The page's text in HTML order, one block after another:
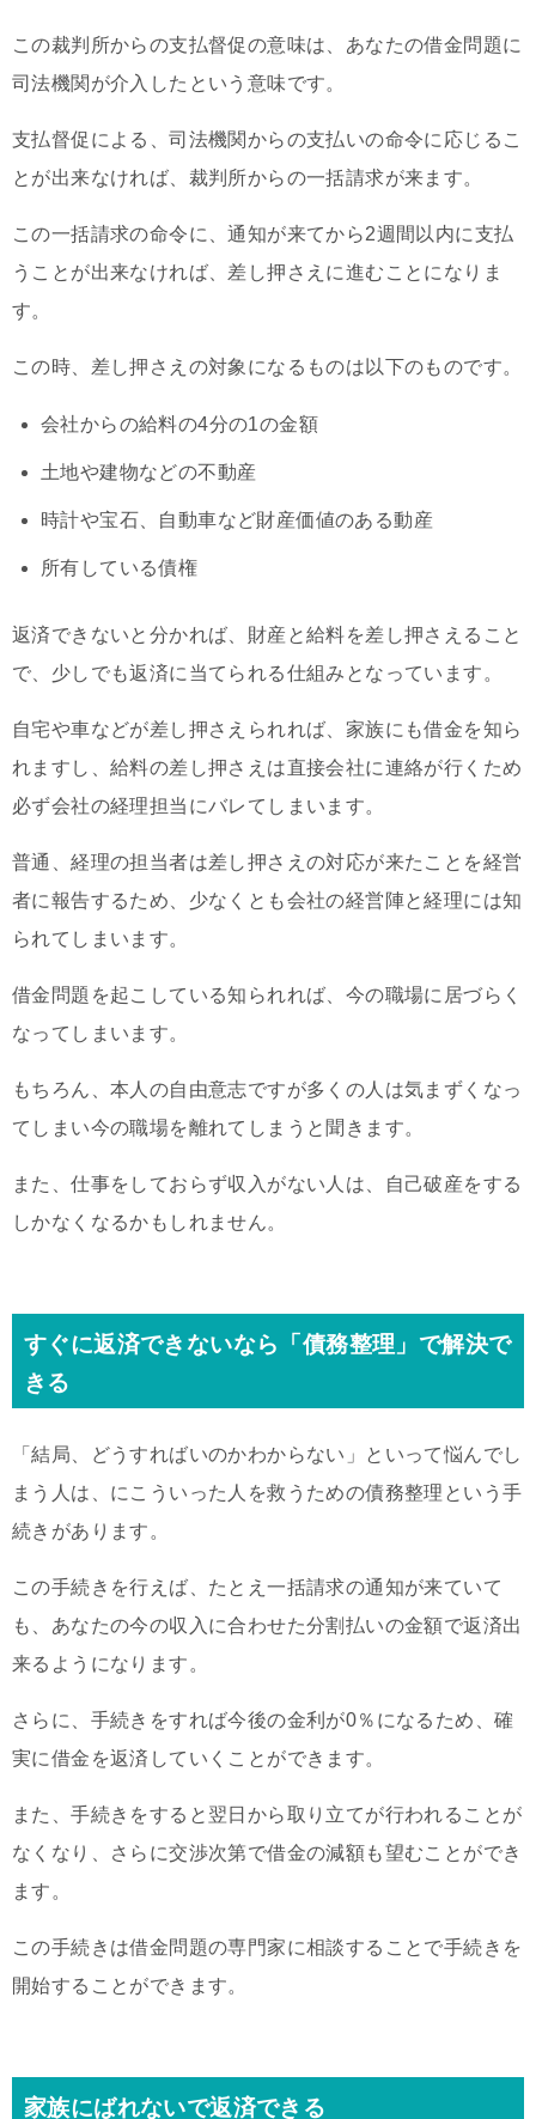
この裁判所からの支払督促の意味は、あなたの借金問題に
司法機関が介入したという意味です。
支払督促による、司法機関からの支払いの命令に応じるこ
とが出来なければ、裁判所からの一括請求が来ます。
この一括請求の命令に、通知が来てから2週間以内に支払
うことが出来なければ、差し押さえに進むことになりま
す。
この時、差し押さえの対象になるものは以下のものです。
会社からの給料の4分の1の金額
土地や建物などの不動産
時計や宝石、自動車など財産価値のある動産
所有している債権
返済できないと分かれば、財産と給料を差し押さえること
で、少しでも返済に当てられる仕組みとなっています。
自宅や車などが差し押さえられれば、家族にも借金を知ら
れますし、給料の差し押さえは直接会社に連絡が行くため
必ず会社の経理担当にバレてしまいます。
普通、経理の担当者は差し押さえの対応が来たことを経営
者に報告するため、少なくとも会社の経営陣と経理には知
られてしまいます。
借金問題を起こしている知られれば、今の職場に居づらく
なってしまいます。
もちろん、本人の自由意志ですが多くの人は気まずくなっ
てしまい今の職場を離れてしまうと聞きます。
また、仕事をしておらず収入がない人は、自己破産をする
しかなくなるかもしれません。
すぐに返済できないなら「債務整理」で解決で
きる
「結局、どうすればいのかわからない」といって悩んでし
まう人は、にこういった人を救うための債務整理という手
続きがあります。
この手続きを行えば、たとえ一括請求の通知が来ていて
も、あなたの今の収入に合わせた分割払いの金額で返済出
来るようになります。
さらに、手続きをすれば今後の金利が0％になるため、確
実に借金を返済していくことができます。
また、手続きをすると翌日から取り立てが行われることが
なくなり、さらに交渉次第で借金の減額も望むことができ
ます。
この手続きは借金問題の専門家に相談することで手続きを
開始することができます。
家族にばれないで返済できる